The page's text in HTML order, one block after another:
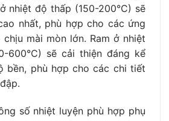
nhiệt độ thấp (150-200°C) sẽ
nhất, phù hợp cho các ứng
mài mòn lớn. Ram ở nhiệt
600°C) sẽ cải thiện đáng kể
bền, phù hợp cho các chi tiết
số nhiệt luyện phù hợp phụ